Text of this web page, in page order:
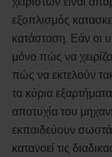
εξοπλισμός
κατάσταση. Εάν οι
μόνο πώς να
πώς να εκτελούν
τα κύρια
αποτυχία του
εκπαιδεύουν
κατανοεί τις